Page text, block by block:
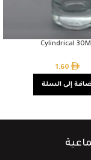
Cylindrical
1,60
إلى السلة